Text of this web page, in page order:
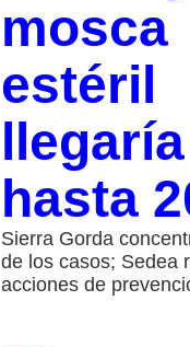
mosca
estéril
llegaría
hasta
Sierra Gorda
de los casos; Sedea
acciones de